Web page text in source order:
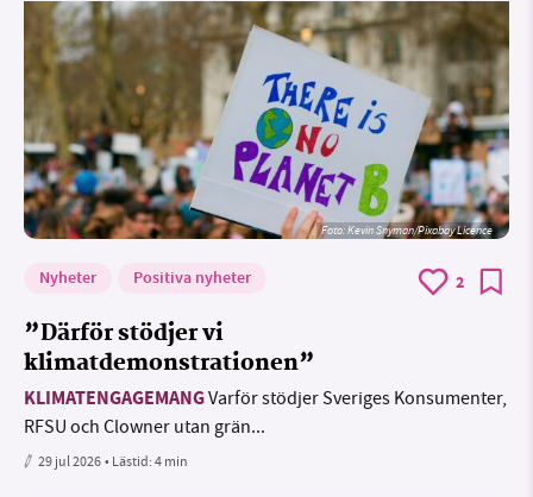
Foto:Kevin Snyman/Pixabay Licence
Nyheter Positiva nyheter 2
”Därför stödjer vi
klimatdemonstrationen”
KLIMATENGAGEMANGVarför stödjer Sveriges Konsumenter,
RFSU och Clowner utan grän...
29 jul 2026• Lästid:4 min